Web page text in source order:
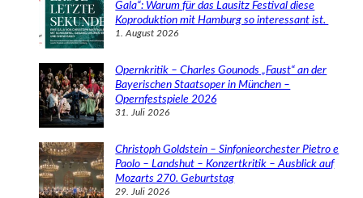
Gala“: Warum für das Lausitz Festival diese
Koproduktion mit Hamburg so interessant ist.
1. August 2026
Opernkritik – Charles Gounods „Faust“ an der
Bayerischen Staatsoper in München –
Opernfestspiele 2026
31. Juli 2026
Christoph Goldstein – Sinfonieorchester Pietro e
Paolo – Landshut – Konzertkritik – Ausblick auf
Mozarts 270. Geburtstag
29. Juli 2026